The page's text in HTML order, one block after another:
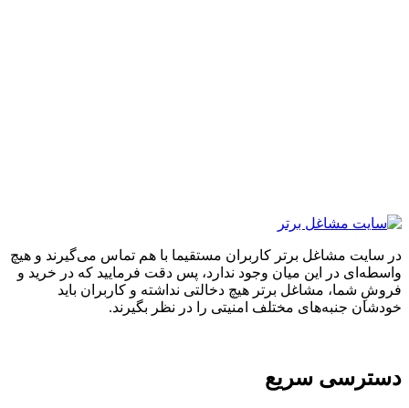
مشاغل برتر کاربران مستقیما با هم تماس می‌گیرند و هیچ
در این میان وجود ندارد، پس دقت فرمایید که در خرید و
شما، مشاغل برتر هیچ دخالتی نداشته و کاربران باید
جنبه‌های مختلف امنیتی را در نظر بگیرند.
سریع